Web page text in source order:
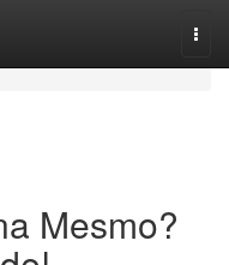
Mesmo?